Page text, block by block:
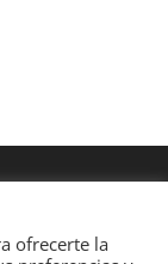
ofrecerte la